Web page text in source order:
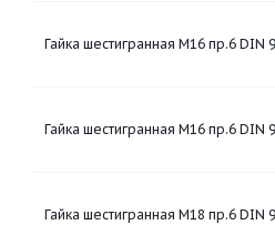
Гайка шестигранная М16 пр.6 DIN
Гайка шестигранная М16 пр.6 DIN
Гайка шестигранная М18 пр.6 DIN